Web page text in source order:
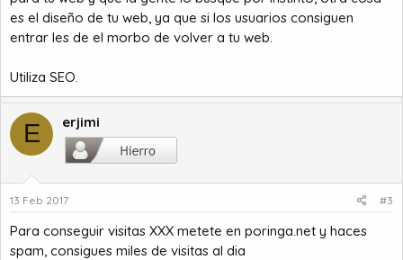
es el diseño de tu web, ya que si los usuarios consiguen
entrar les de el morbo de volver a tu web.
Utiliza SEO.
E erjimi
13 Feb 2017 #3
Para conseguir visitas XXX metete en poringa.net y haces
spam, consigues miles de visitas al dia